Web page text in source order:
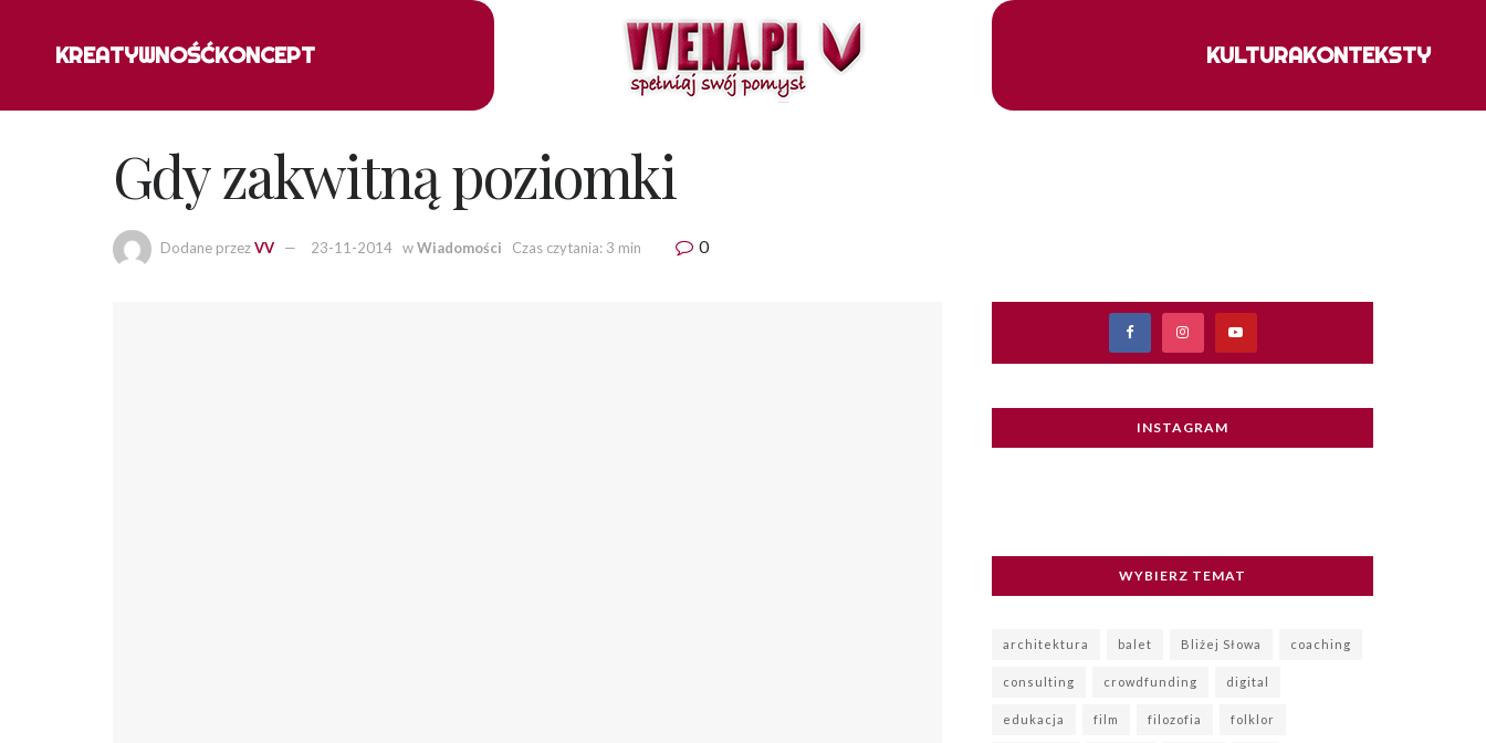
KREATYWNOŚĆKONCEPT KULTURAKONTEKSTY
Gdy zakwitną poziomki
Dodane przezVV 23-11-2014 wWiadomości Czas czytania: 3 min 0
INSTAGRAM
WYBIERZ TEMAT
architektura balet Bliżej Słowa coaching
consulting crowdfunding digital
edukacja film filozofia folklor